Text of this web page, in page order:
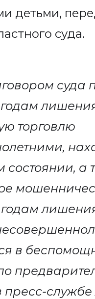
детьми,
суда.
суда
торговлю
а
в
службе